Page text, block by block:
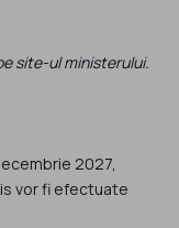
site-ul ministerului.
2027,
vor fi efectuate